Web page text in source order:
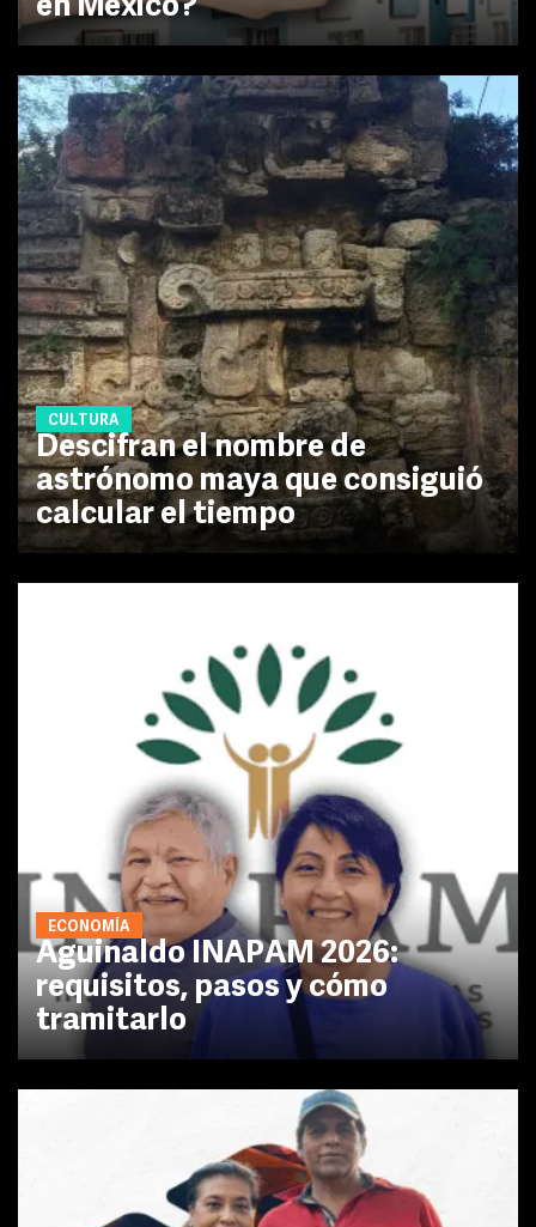
en México?
CULTURA
Descifran el nombre de
astrónomo maya que consiguió
calcular el tiempo
ECONOMÍA
Aguinaldo INAPAM 2026:
requisitos, pasos y cómo
tramitarlo